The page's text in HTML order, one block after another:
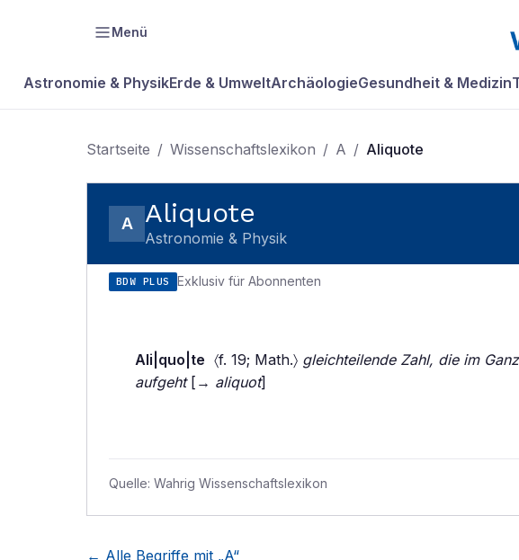
Menü
Astronomie & PhysikErde & UmweltArchäologieGesundheit & Medizin
Startseite / Wissenschaftslexikon / A / Aliquote
A Aliquote
Astronomie & Physik
BDW PLUS Exklusiv für Abonnenten
Ali|quo|te 〈f. 19; Math.〉 gleichteilende Zahl, die im
aufgeht[→ aliquot]
Quelle: Wahrig Wissenschaftslexikon
← Alle Begriffe mit „A“